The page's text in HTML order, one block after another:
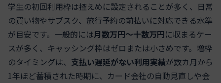
学生の初回利用枠は控えめに設定されることが多く、日常
の買い物やサブスク、旅行予約の前払いに対応できる水準
が目安です。一般的には月数万円〜十数万円に収まるケー
スが多く、キャッシング枠はゼロまたは小さめです。増枠
のタイミングは、 支払い遅延がない利用実績が数カ月から
1年ほど蓄積された時期に、カード会社の自動見直しや会